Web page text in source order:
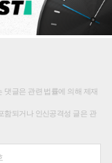
댓글은 관련 법률에 의해 제재
함되거나 인신공격성 글은 관